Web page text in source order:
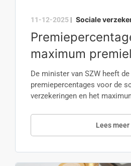
11-12-2025 | Sociale
maximum
De minister van SZW heeft de
premiepercentages voor de
verzekeringen en het
Lees meer